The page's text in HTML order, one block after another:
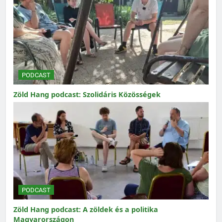
PODCAST
Zöld Hang podcast: Szolidáris Közösségek
PODCAST
Zöld Hang podcast: A zöldek és a politika
Magyarországon